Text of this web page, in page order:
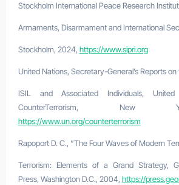
Stockholm International Peace Research
Armaments, Disarmament and International
Stockholm, 2024, https://www.sipri.org
United Nations, Secretary-General’s Reports
ISIL and Associated Individuals,
CounterTerrorism, New
https://www.un.org/counterterrorism
Rapoport D. C., “The Four Waves of Modern
Terrorism: Elements of a Grand Strategy,
Press, Washington D.C., 2004, https://